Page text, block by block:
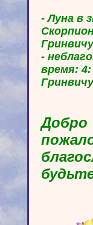
- Луна в
Гринвичу
-
время: 4:
Гринвичу
Добро